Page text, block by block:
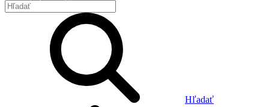
Hľadať